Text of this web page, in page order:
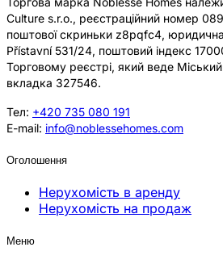
Culture s.r.o., реєстраційний номер
поштової скриньки z8pqfc4,
Přístavní 531/24, поштовий індекс
Торговому реєстрі, який веде
вкладка 327546.
Тел: +420 735 080 191
E-mail: info@noblessehomes.com
Оголошення
Нерухомість в аренду
Нерухомість на продаж
Меню